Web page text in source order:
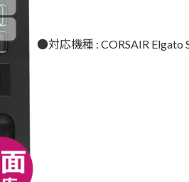
●対応機種 : CORSAIR Elgato